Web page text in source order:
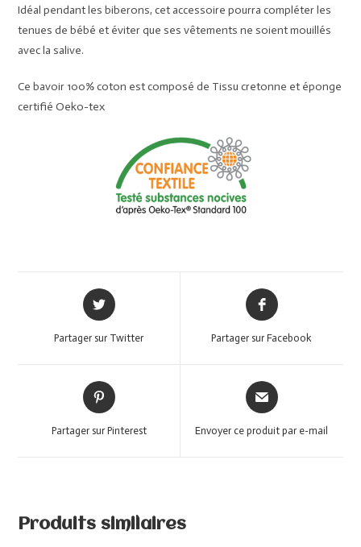
Idéal pendant les biberons, cet accessoire pourra compléter les
tenues de bébé et éviter que ses vêtements ne soient mouillés
avec la salive.
Ce bavoir 100% coton est composé de Tissu cretonne et éponge
certifié Oeko-tex
Partager sur Twitter Partager sur Facebook
Partager sur Pinterest Envoyer ce produit par e-mail
Produits similaires